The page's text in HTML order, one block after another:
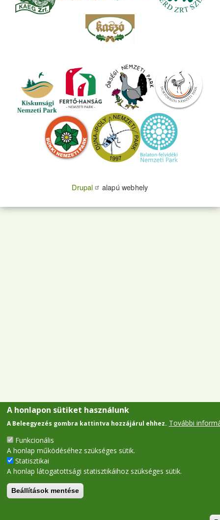
Drupal alapú webhely
A honlapon sütiket használunk
A Beleegyezés gombra kattintva hozzájárul ehhez. További
Funkcionális
A honlap működéséhez szükséges sütik.
Statisztikai
A honlap látogatottsági statisztikáihoz szükséges sütik.
Beállítások mentése